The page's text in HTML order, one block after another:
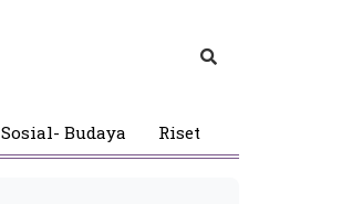
Sosial- Budaya Riset